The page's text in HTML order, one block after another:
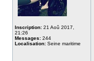
Inscription: 21 Aoû 2017,
21:26
Messages: 244
Localisation: Seine maritime